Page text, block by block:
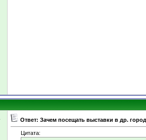
Ответ: Зачем посещать выставки в др.
Цитата: